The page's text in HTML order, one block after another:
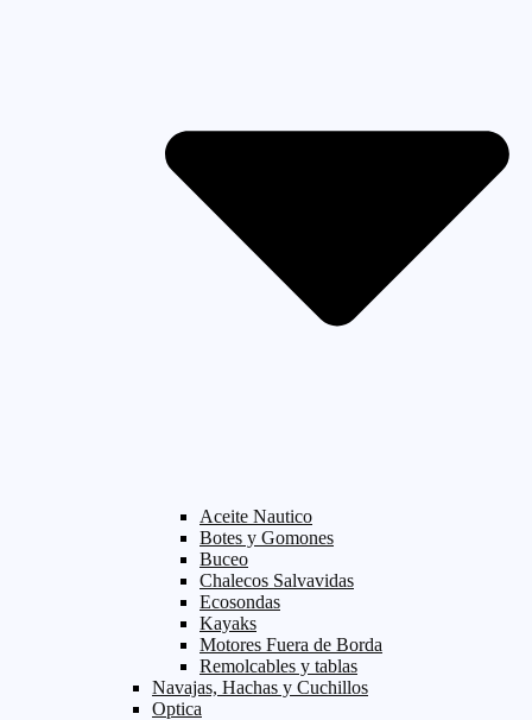
Aceite Nautico
Botes y Gomones
Buceo
Chalecos Salvavidas
Ecosondas
Kayaks
Motores Fuera de Borda
Remolcables y tablas
Navajas, Hachas y Cuchillos
Optica